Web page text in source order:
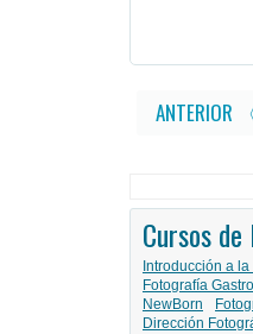
ANTERIOR
Cursos
Introducción a
Fotografía
NewBorn
Dirección